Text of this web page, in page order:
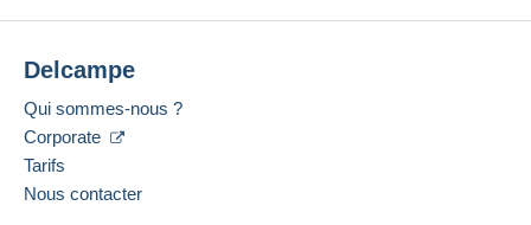
Delcampe
Qui sommes-nous ?
Corporate
Tarifs
Nous contacter